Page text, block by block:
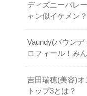
ディズニーパレ
ャン似イケメン
Vaundy(バウン
ロフィール！み
吉田瑞穂(美容)
トップ3とは？